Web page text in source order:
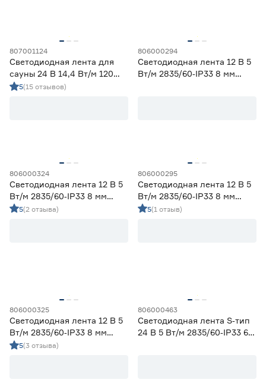
3500-4100К - Нейтральный
5000-6500К - Холодный
16
Регулируемый (белый)
Цветной
3000 (теплый)
3800-4200 (дневной)
9
4000 (нейтральный)
Степень защиты (IP)
20 33
1 1,2
3
807001124
Светодиодная лента для
сауны 24 В 14,4 Вт/м 120
LED/м IP68 5 м зеленый
5(15 отзывов)
806000294
Светодиодная лента 12 В 5
Вт/м 2835/60‑IP33 8 мм
806000324
Светодиодная лента 12 В 5
Вт/м 2835/60‑IP33 8 мм
холодный 2 м Geniled
5(2 отзыва)
806000295
Светодиодная лента 12 В 5
Вт/м 2835/60‑IP33 8 мм
теплый 5 м Geniled
5(1 отзыв)
806000325
Светодиодная лента 12 В 5
Вт/м 2835/60‑IP33 8 мм
холодный 5 м Geniled
5(3 отзыва)
806000463
Светодиодная лента S‑тип
24 В 5 Вт/м 2835/60‑IP33 6